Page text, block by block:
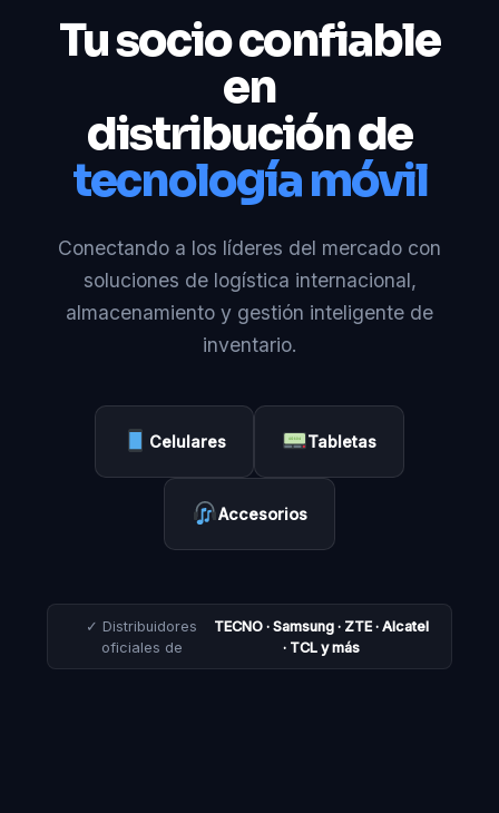
Tu socio confiable
en
distribución de
tecnología móvil
Conectando a los líderes del mercado con
soluciones de logística internacional,
almacenamiento y gestión inteligente de
inventario.
Celulares Tabletas
Accesorios
✓ Distribuidores
oficiales de
TECNO · Samsung · ZTE · Alcatel
· TCL y más